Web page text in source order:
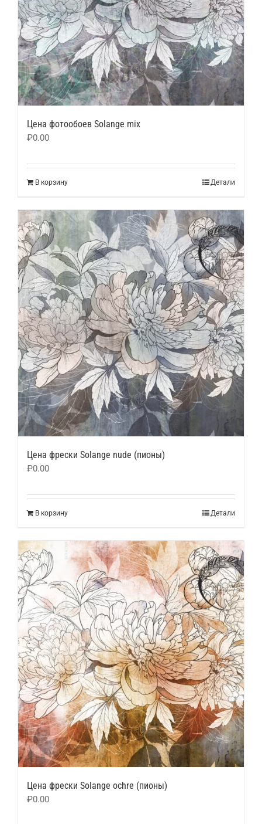
Цена фотообоев Solange mix
₽0.00
В корзину Детали
Цена фрески Solange nude (пионы)
₽0.00
В корзину Детали
Цена фрески Solange ochre (пионы)
₽0.00